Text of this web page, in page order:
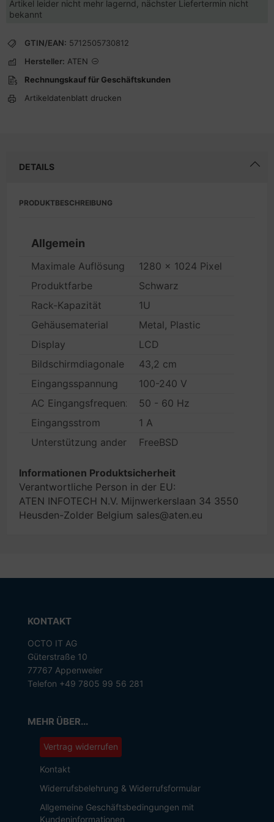
Artikel leider nicht mehr lagernd, nächster Liefertermin nicht
bekannt
GTIN/EAN: 5712505730812
Hersteller: ATEN
Rechnungskauf für Geschäftskunden
Artikeldatenblatt drucken
DETAILS
PRODUKTBESCHREIBUNG
Allgemein
Maximale Auflösung
1280 x 1024 Pixel
Produktfarbe
Schwarz
Rack-Kapazität
1U
Gehäusematerial
Metal, Plastic
Display
LCD
Bildschirmdiagonale
43,2 cm
Eingangsspannung
100-240 V
AC Eingangsfrequenz
50 - 60 Hz
Eingangsstrom
1 A
Unterstützung anderer Betriebsysteme
FreeBSD
Informationen Produktsicherheit
Verantwortliche Person in der EU:
ATEN INFOTECH N.V. Mijnwerkerslaan 34 3550
Heusden-Zolder Belgium sales@aten.eu
KONTAKT
OCTO IT AG
Güterstraße 10
77767 Appenweier
Telefon +49 7805 99 56 281
MEHR ÜBER...
Vertrag widerrufen
Kontakt
Widerrufsbelehrung & Widerrufsformular
Allgemeine Geschäftsbedingungen mit
Kundeninformationen